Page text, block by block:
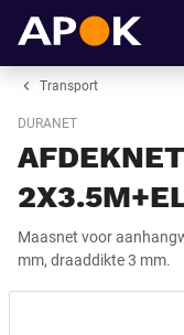
Transport
DURANET
Maasnet voor
mm, draaddikte 3 mm.